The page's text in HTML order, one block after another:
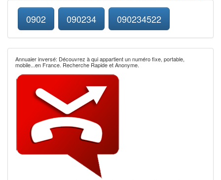
0902 090234 090234522
Annuaier inversé: Découvrez à qui appartient un numéro fixe, portable,
mobile...en France. Recherche Rapide et Anonyme.